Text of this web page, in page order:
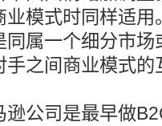
业模式时同样适
属一个细分市
之间商业模式的
公司是最早做